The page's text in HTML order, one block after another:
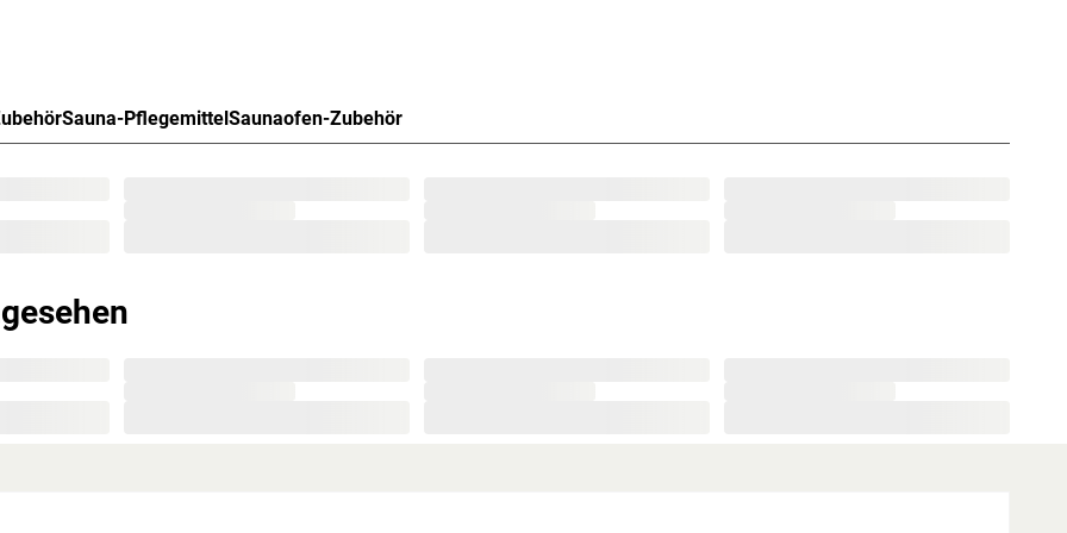
192 cm erlauben es, dass 2-3 Personen gleichzeitig
Erlebnis besonders bequem. Folgende
1 Liege, ca. 52 cm breit, (massives Espenholz).
LED-Lampen zaubert harmonisches Licht um Deine
Türgriff im edlen KARIBU-Design
Sauna-PflegemittelSaunaofen-Zubehör